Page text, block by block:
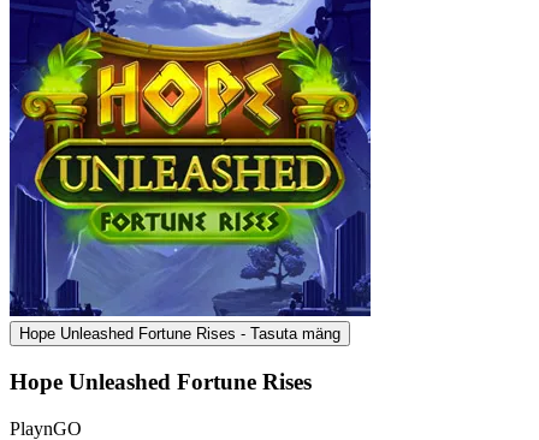
Hope Unleashed Fortune Rises - Tasuta mäng
Hope Unleashed Fortune Rises
PlaynGO